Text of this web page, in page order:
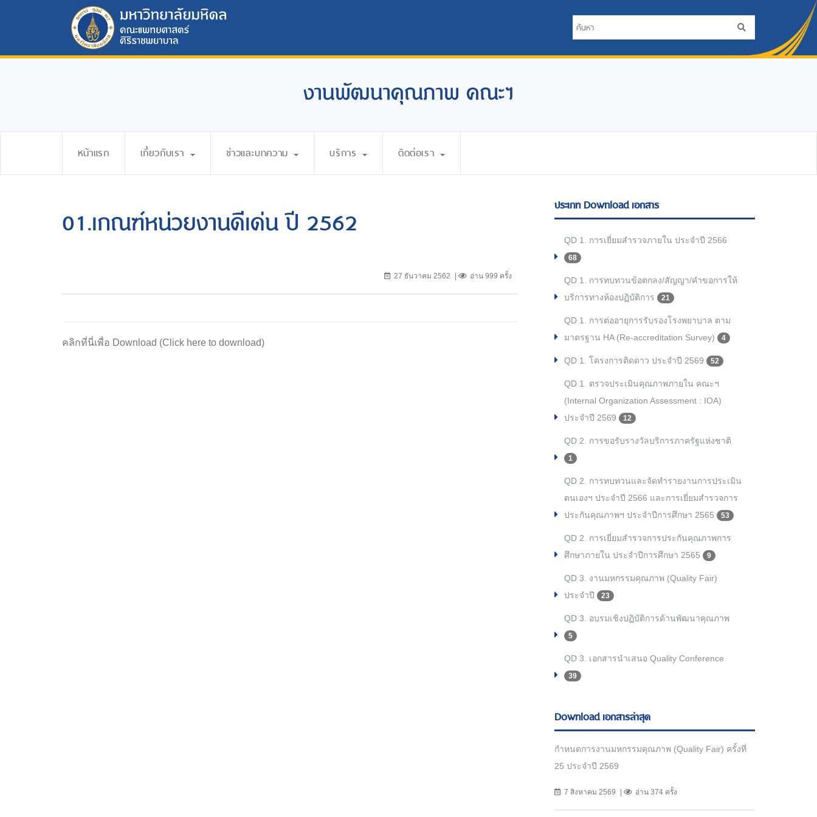
งานพัฒนาคุณภาพ คณะฯ
หน้าแรก เกี่ยวกับเรา ข่าวและบทความ บริการ ติดต่อเรา
01.เกณฑ์หน่วยงานดีเด่น ปี 2562
27 ธันวาคม 2562 อ่าน 999 ครั้ง
คลิกที่นี่เพื่อ Download (Click here to download)
ประเภท Download เอกสาร
QD 1. การเยี่ยมสำรวจภายใน ประจำปี 2566
68
QD 1. การทบทวนข้อตกลง/สัญญา/คำขอการให้
บริการทางห้องปฏิบัติการ
21
QD 1. การต่ออายุการรับรองโรงพยาบาล ตาม
มาตรฐาน HA (Re-accreditation Survey)
4
QD 1. โครงการติดดาว ประจำปี 2569 52
QD 1. ตรวจประเมินคุณภาพภายใน คณะฯ
(Internal Organization Assessment : IOA)
ประจำปี 2569
12
QD 2. การขอรับรางวัลบริการภาครัฐแห่งชาติ
1
QD 2. การทบทวนและจัดทำรายงานการประเมิน
ตนเองฯ ประจำปี 2566 และการเยี่ยมสำรวจการ
ประกันคุณภาพฯ ประจำปีการศึกษา 2565
53
QD 2. การเยี่ยมสำรวจการประกันคุณภาพการ
ศึกษาภายใน ประจำปีการศึกษา 2565
9
QD 3. งานมหกรรมคุณภาพ (Quality Fair)
ประจำปี
23
QD 3. อบรมเชิงปฏิบัติการด้านพัฒนาคุณภาพ
5
QD 3. เอกสารนำเสนอ Quality Conference
39
Download เอกสารล่าสุด
กำหนดการงานมหกรรมคุณภาพ (Quality Fair) ครั้งที่
25 ประจำปี 2569
7 สิงหาคม 2569 อ่าน 374 ครั้ง